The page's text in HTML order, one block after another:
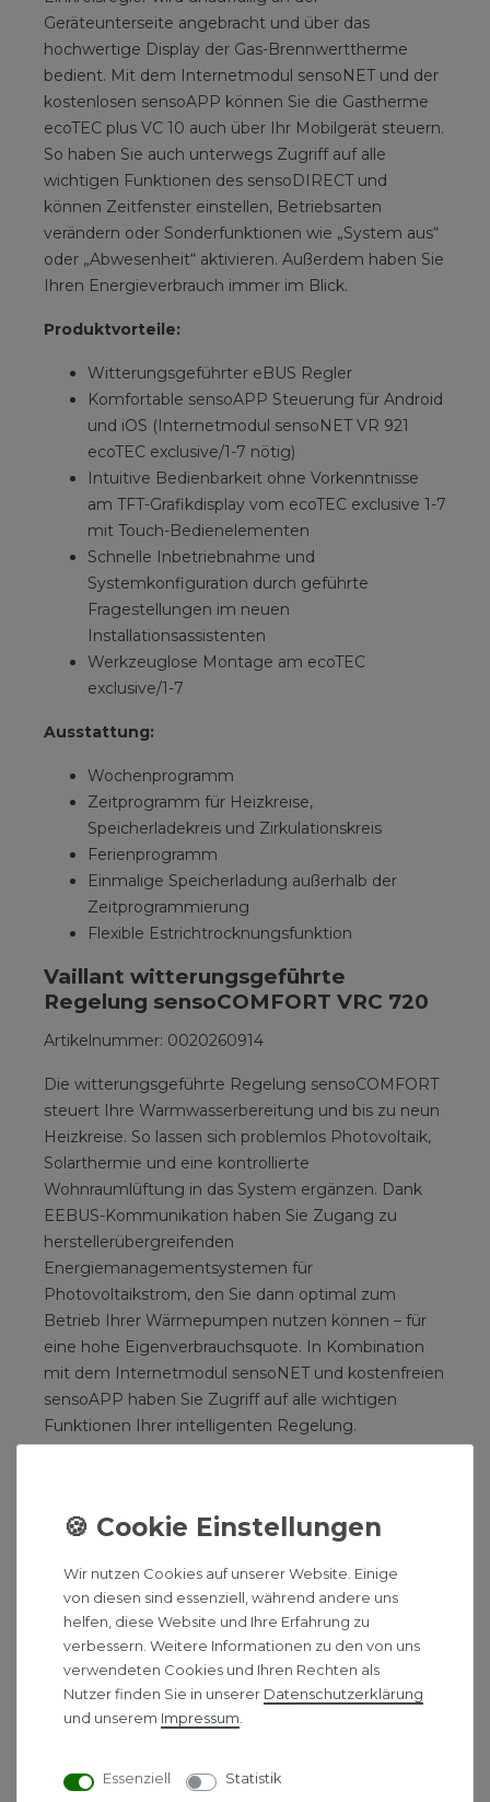
Geräteunterseite angebracht und über das
hochwertige Display der Gas-Brennwerttherme
bedient. Mit dem Internetmodul sensoNET und der
kostenlosen sensoAPP können Sie die Gastherme
ecoTEC plus VC 10 auch über Ihr Mobilgerät steuern.
So haben Sie auch unterwegs Zugriff auf alle
wichtigen Funktionen des sensoDIRECT und
können Zeitfenster einstellen, Betriebsarten
verändern oder Sonderfunktionen wie „System aus“
oder „Abwesenheit“ aktivieren. Außerdem haben Sie
Ihren Energieverbrauch immer im Blick.
Produktvorteile:
Witterungsgeführter eBUS Regler
Komfortable sensoAPP Steuerung für Android
und iOS (Internetmodul sensoNET VR 921
ecoTEC exclusive/1-7 nötig)
Intuitive Bedienbarkeit ohne Vorkenntnisse
am TFT-Grafikdisplay vom ecoTEC exclusive 1-7
mit Touch-Bedienelementen
Schnelle Inbetriebnahme und
Systemkonfiguration durch geführte
Fragestellungen im neuen
Installationsassistenten
Werkzeuglose Montage am ecoTEC
exclusive/1-7
Ausstattung:
Wochenprogramm
Zeitprogramm für Heizkreise,
Speicherladekreis und Zirkulationskreis
Ferienprogramm
Einmalige Speicherladung außerhalb der
Zeitprogrammierung
Flexible Estrichtrocknungsfunktion
Vaillant witterungsgeführte
Regelung sensoCOMFORT VRC 720
Artikelnummer: 0020260914
Die witterungsgeführte Regelung sensoCOMFORT
steuert Ihre Warmwasserbereitung und bis zu neun
Heizkreise. So lassen sich problemlos Photovoltaik,
Solarthermie und eine kontrollierte
Wohnraumlüftung in das System ergänzen. Dank
EEBUS-Kommunikation haben Sie Zugang zu
herstellerübergreifenden
Energiemanagementsystemen für
Photovoltaikstrom, den Sie dann optimal zum
Betrieb Ihrer Wärmepumpen nutzen können – für
eine hohe Eigenverbrauchsquote. In Kombination
mit dem Internetmodul sensoNET und kostenfreien
sensoAPP haben Sie Zugriff auf alle wichtigen
Funktionen Ihrer intelligenten Regelung.
Witterungsgeführter eBUS Regler mit TFT-
Grafikdisplay
Komfortable sensoAPP Steuerung für Android
und iOS (Internetmodul VR 921 nötig)
Intuitive Bedienbarkeit ohne Vorkenntnisse
mit Touch-Bedienelementen
Schnelle Inbetriebnahme und
Systemkonfiguration durch geführte
Fragenstellungen im neuen
Ohne Zusatzmodule einsetzbar zur
Wir nutzen Cookies auf unserer Website. Einige
von diesen sind essenziell, während andere uns
helfen, diese Website und Ihre Erfahrung zu
verbessern. Weitere Informationen zu den von uns
verwendeten Cookies und Ihren Rechten als
Nutzer finden Sie in unserer Daten­schutz­erklärung
und unserem Impressum
Essenziell Statistik